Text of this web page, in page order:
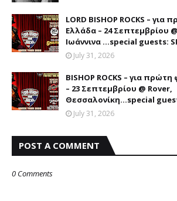
LORD BISHOP ROCKS –
Ελλάδα – 24 Σεπτεμβρίου
Ιωάννινα …special guests:
July 31, 2026
BISHOP ROCKS – για
– 23 Σεπτεμβρίου @ Rover,
Θεσσαλονίκη...special
July 31, 2026
POST A COMMENT
0 Comments